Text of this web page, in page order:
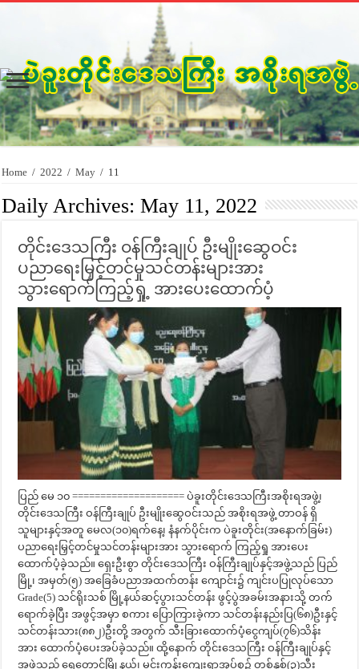
Home / 2022 / May / 11
Daily Archives:May 11, 2022
တိုင်းဒေသကြီး ဝန်ကြီးချုပ် ဦးမျိုးဆွေဝင်း
ပညာရေးမြှင့်တင်မှုသင်တန်းများအား
သွားရောက်ကြည့်ရှု့ အားပေးထောက်ပံ့
ပြည် မေ ၁၀ ==================== ပဲခူးတိုင်းဒေသကြီးအစိုးရအဖွဲ့၊
တိုင်းဒေသကြီး ဝန်ကြီးချုပ် ဦးမျိုးဆွေဝင်းသည် အစိုးရအဖွဲ့ တာဝန် ရှိ
သူများနှင့်အတူ မေလ(၁၀)ရက်နေ့၊ နံနက်ပိုင်းက ပဲခူးတိုင်း(အနောက်ခြမ်း)
ပညာရေးမြှင့်တင်မှုသင်တန်းများအား သွားရောက် ကြည့်ရှု အားပေး
ထောက်ပံ့ခဲ့သည်။ ရှေးဦးစွာ တိုင်းဒေသကြီး ဝန်ကြီးချုပ်နှင့်အဖွဲ့သည် ပြည်
မြို့၊ အမှတ်(၅) အခြေခံပညာအထက်တန်း ကျောင်း၌ ကျင်းပပြုလုပ်သော
Grade(5) သင်ရိုးသစ် မြို့နယ်ဆင့်ပွားသင်တန်း ဖွင့်ပွဲအခမ်းအနားသို့ တက်
ရောက်ခဲ့ပြီး အဖွင့်အမှာ စကား ပြောကြားခဲ့ကာ သင်တန်းနည်းပြ(၆၈)ဦးနှင့်
သင်တန်းသား(၈၈၂)ဦးတို့ အတွက် သီးခြားထောက်ပံ့ငွေကျပ်(၇၆)သိန်း
အား ထောက်ပံ့ပေးအပ်ခဲ့သည်။ ထို့နောက် တိုင်းဒေသကြီး ဝန်ကြီးချုပ်နှင့်
အဖွဲ့သည် ရွှေတောင်မြို့နယ်၊ မင်းကွန်းကျေးရွာအုပ်စု၌ တစ်နှစ်(၃)သီး